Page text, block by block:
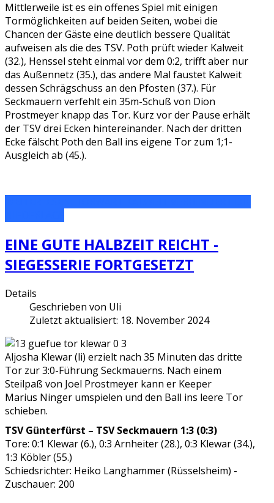
Mittlerweile ist es ein offenes Spiel mit einigen
Tormöglichkeiten auf beiden Seiten, wobei die
Chancen der Gäste eine deutlich bessere Qualität
aufweisen als die des TSV. Poth prüft wieder Kalweit
(32.), Henssel steht einmal vor dem 0:2, trifft aber nur
das Außennetz (35.), das andere Mal faustet Kalweit
dessen Schrägschuss an den Pfosten (37.). Für
Seckmauern verfehlt ein 35m-Schuß von Dion
Prostmeyer knapp das Tor. Kurz vor der Pause erhält
der TSV drei Ecken hintereinander. Nach der dritten
Ecke fälscht Poth den Ball ins eigene Tor zum 1;1-
Ausgleich ab (45.).
EINE GUTE HALBZEIT REICHT -
SIEGESSERIE FORTGESETZT
Details
Geschrieben von Uli
Zuletzt aktualisiert: 18. November 2024
Aljosha Klewar (li) erzielt nach 35 Minuten das dritte
Tor zur 3:0-Führung Seckmauerns. Nach einem
Steilpaß von Joel Prostmeyer kann er Keeper
Marius Ninger umspielen und den Ball ins leere Tor
schieben.
TSV Günterfürst – TSV Seckmauern 1:3 (0:3)
Tore: 0:1 Klewar (6.), 0:3 Arnheiter (28.), 0:3 Klewar (34.),
1:3 Köbler (55.)
Schiedsrichter: Heiko Langhammer (Rüsselsheim) -
Zuschauer: 200